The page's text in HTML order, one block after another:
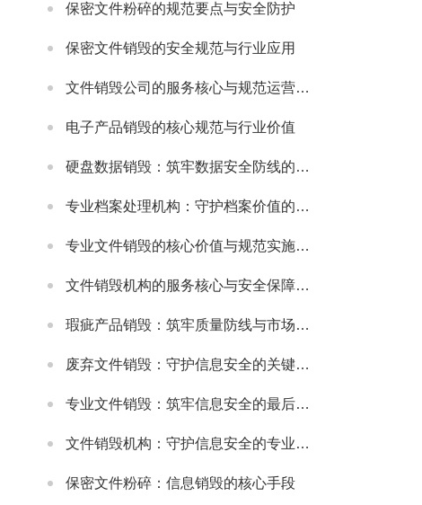
保密文件粉碎的规范要点与安全防护
保密文件销毁的安全规范与行业应用
文件销毁公司的服务核心与规范运营要点
电子产品销毁的核心规范与行业价值
硬盘数据销毁：筑牢数据安全防线的关键举措
专业档案处理机构：守护档案价值的规范化服务载体
专业文件销毁的核心价值与规范实施指南
文件销毁机构的服务核心与安全保障体系
瑕疵产品销毁：筑牢质量防线与市场规范的重要举措
废弃文件销毁：守护信息安全的关键环节
专业文件销毁：筑牢信息安全的最后防线
文件销毁机构：守护信息安全的专业屏障
保密文件粉碎：信息销毁的核心手段